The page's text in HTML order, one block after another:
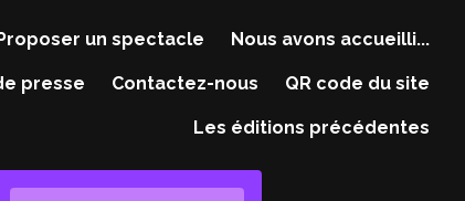
un spectacle Nous avons accueilli...
presse Contactez-nous QR code du site
Les éditions précédentes